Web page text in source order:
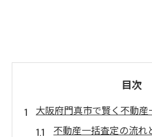
目次
大阪府門真市で賢く不動
不動産一括査定の流れ